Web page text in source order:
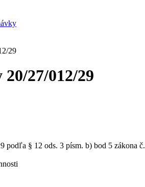
29
27/012/29
podľa § 12 ods. 3 písm. b) bod 5 zákona